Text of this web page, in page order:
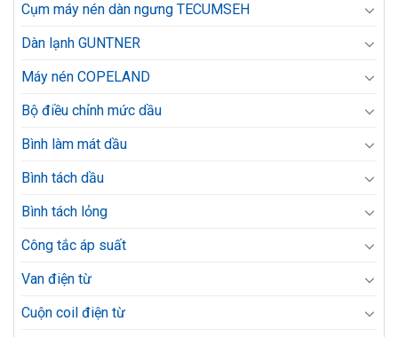
Cụm máy nén dàn ngưng TECUMSEH
Dàn lạnh GUNTNER
Máy nén COPELAND
Bộ điều chỉnh mức dầu
Bình làm mát dầu
Bình tách dầu
Bình tách lỏng
Công tắc áp suất
Van điện từ
Cuộn coil điện từ